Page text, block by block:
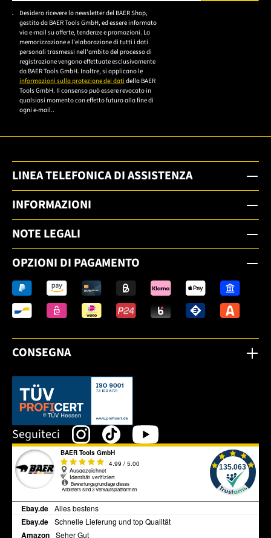
Bitte geben Sie eine gültige E-Mail-Adresse ein.
Desidero ricevere la newsletter del BAER Shop,
gestito da BAER Tools GmbH, ed essere informato
via e-mail su offerte, tendenze e promozioni. La
memorizzazione e l'elaborazione di tutti i dati
personali trasmessi nell'ambito del processo di
registrazione vengono effettuate esclusivamente
da BAER Tools GmbH. Inoltre, si applicano le
informazioni sulla protezione dei dati della BAER
Tools GmbH. Il consenso può essere revocato in
qualsiasi momento con effetto futuro alla fine di
ogni e-mail..
LINEA TELEFONICA DI ASSISTENZA
INFORMAZIONI
NOTE LEGALI
OPZIONI DI PAGAMENTO
CONSEGNA
Dieser Link öffnet sich in einem neuen Tab.
Seguiteci